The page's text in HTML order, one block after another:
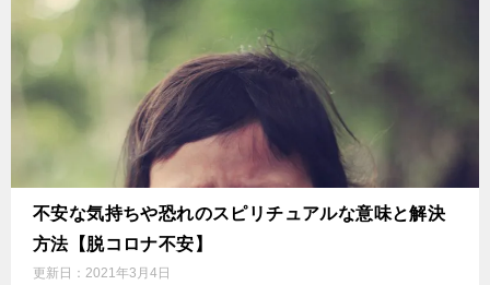
不安な気持ちや恐れのスピリチュアルな意味と解決
方法【脱コロナ不安】
更新日： 2021年3月4日